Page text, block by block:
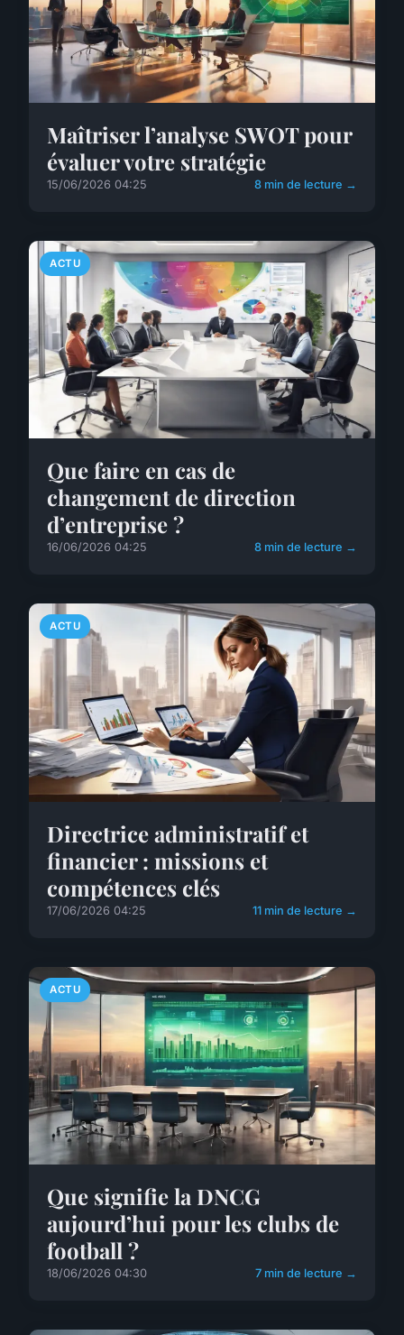
Maîtriser l’analyse SWOT pour
évaluer votre stratégie
15/06/2026 04:25 8 min de lecture →
ACTU
Que faire en cas de
changement de direction
d’entreprise ?
16/06/2026 04:25 8 min de lecture →
ACTU
Directrice administratif et
financier : missions et
compétences clés
17/06/2026 04:25 11 min de lecture →
ACTU
Que signifie la DNCG
aujourd’hui pour les clubs de
football ?
18/06/2026 04:30 7 min de lecture →